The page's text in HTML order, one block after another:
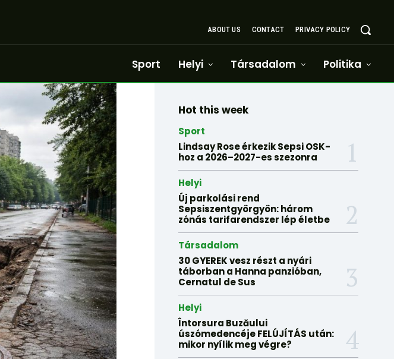
ABOUT US CONTACT PRIVACY POLICY
Sport Helyi Társadalom Politika
Hot this week
Sport
Lindsay Rose érkezik Sepsi OSK-
hoz a 2026–2027-es szezonra
Helyi
Új parkolási rend
Sepsiszentgyörgyön: három
zónás tarifarendszer lép életbe
Társadalom
30 GYEREK vesz részt a nyári
táborban a Hanna panzióban,
Cernatul de Sus
Helyi
Întorsura Buzăului
úszómedencéje FELÚJÍTÁS után:
mikor nyílik meg végre?